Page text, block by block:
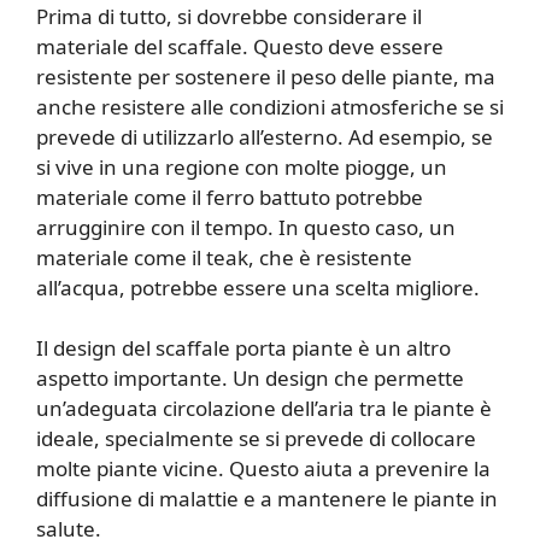
Prima di tutto, si dovrebbe considerare il
materiale del scaffale. Questo deve essere
resistente per sostenere il peso delle piante, ma
anche resistere alle condizioni atmosferiche se si
prevede di utilizzarlo all’esterno. Ad esempio, se
si vive in una regione con molte piogge, un
materiale come il ferro battuto potrebbe
arrugginire con il tempo. In questo caso, un
materiale come il teak, che è resistente
all’acqua, potrebbe essere una scelta migliore.
Il design del scaffale porta piante è un altro
aspetto importante. Un design che permette
un’adeguata circolazione dell’aria tra le piante è
ideale, specialmente se si prevede di collocare
molte piante vicine. Questo aiuta a prevenire la
diffusione di malattie e a mantenere le piante in
salute.